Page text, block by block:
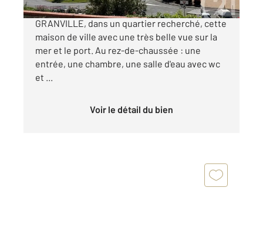
CENTURY 21 Royer Immo vous propose à
GRANVILLE, dans un quartier recherché, cette
maison de ville avec une très belle vue sur la
mer et le port. Au rez-de-chaussée : une
entrée, une chambre, une salle d'eau avec wc
et ...
Voir le détail du bien